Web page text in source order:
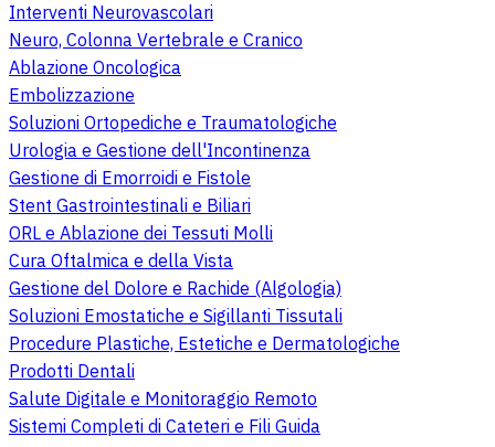
Interventi Neurovascolari
Neuro, Colonna Vertebrale e Cranico
Ablazione Oncologica
Embolizzazione
Soluzioni Ortopediche e Traumatologiche
Urologia e Gestione dell'Incontinenza
Gestione di Emorroidi e Fistole
Stent Gastrointestinali e Biliari
ORL e Ablazione dei Tessuti Molli
Cura Oftalmica e della Vista
Gestione del Dolore e Rachide (Algologia)
Soluzioni Emostatiche e Sigillanti Tissutali
Procedure Plastiche, Estetiche e Dermatologiche
Prodotti Dentali
Salute Digitale e Monitoraggio Remoto
Sistemi Completi di Cateteri e Fili Guida